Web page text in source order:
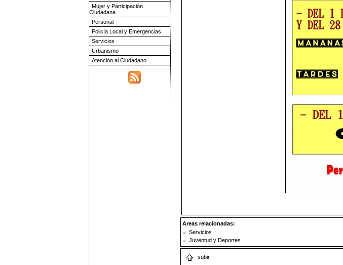
Mujer y Participación
Ciudadana
Personal
Policía Local y Emergencias
Servicios
Urbanismo
Atención al Ciudadano
Areas relacionadas:
Servicios
Juventud y Deportes
subir